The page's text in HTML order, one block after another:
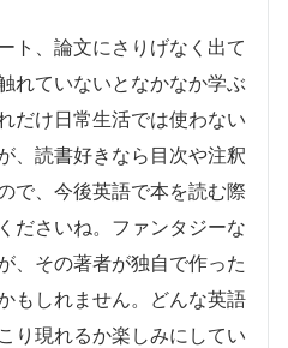
ト、論文にさりげなく出て
れていないとなかなか学ぶ
だけ日常生活では使わない
、読書好きなら目次や注釈
で、今後英語で本を読む際
ださいね。ファンタジーな
、その著者が独自で作った
もしれません。どんな英語
り現れるか楽しみにしてい